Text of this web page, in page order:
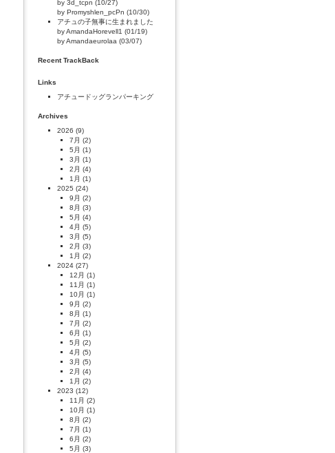
by 3d_tcpn (10/27)
by Promyshlen_pcPn (10/30)
アチュの子無事に生まれました
by AmandaHorevell1 (01/19)
by Amandaeurolaa (03/07)
Recent TrackBack
Links
アチュードッグランパーキング
Archives
2026 (9)
7月 (2)
5月 (1)
3月 (1)
2月 (4)
1月 (1)
2025 (24)
9月 (2)
8月 (3)
5月 (4)
4月 (5)
3月 (5)
2月 (3)
1月 (2)
2024 (27)
12月 (1)
11月 (1)
10月 (1)
9月 (2)
8月 (1)
7月 (2)
6月 (1)
5月 (2)
4月 (5)
3月 (5)
2月 (4)
1月 (2)
2023 (12)
11月 (2)
10月 (1)
8月 (2)
7月 (1)
6月 (2)
5月 (3)